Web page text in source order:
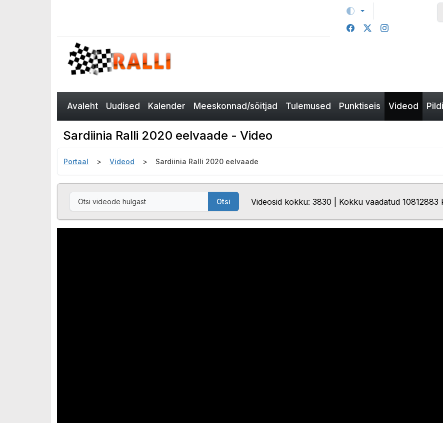
Avaleht Uudised Kalender Meeskonnad/sõitjad Tulemused Punktiseis Videod
Sardiinia Ralli 2020 eelvaade - Video
Portaal Videod Sardiinia Ralli 2020 eelvaade
Otsi Videosid kokku: 3830 | Kokku vaadatud 10812883